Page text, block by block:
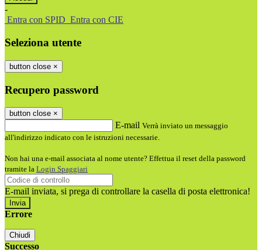
-
Entra con SPID Entra con CIE
Seleziona utente
button close ×
Recupero password
button close ×
E-mail Verrà inviato un messaggio
all'indirizzo indicato con le istruzioni necessarie.
Non hai una e-mail associata al nome utente? Effettua il reset della password
tramite la Login Spaggiari
E-mail inviata, si prega di controllare la casella di posta elettronica!
Errore
Chiudi
Successo